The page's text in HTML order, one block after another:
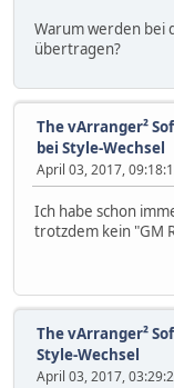
Warum werden bei
übertragen?
The vArranger²
bei Style-Wechsel
April 03, 2017,
Ich habe schon
trotzdem kein "GM
The vArranger²
Style-Wechsel
April 03, 2017,